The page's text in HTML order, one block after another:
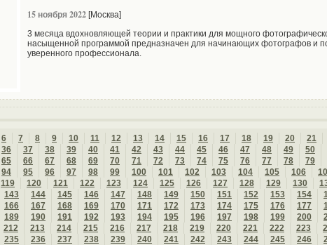
15 ноября 2022 [Москва]
3 месяца вдохновляющей теории и практики для мощного
насыщенной программой предназначен для начинающих фотографов и
уверенного профессионала.
6 7 8 9 10 11 12 13 14 15 16 17 18 19 20 21
36 37 38 39 40 41 42 43 44 45 46 47 48 49 50
65 66 67 68 69 70 71 72 73 74 75 76 77 78 79
94 95 96 97 98 99 100 101 102 103 104 105 106
119 120 121 122 123 124 125 126 127 128 129 130
143 144 145 146 147 148 149 150 151 152 153 154
166 167 168 169 170 171 172 173 174 175 176 177
189 190 191 192 193 194 195 196 197 198 199 200
212 213 214 215 216 217 218 219 220 221 222 223
235 236 237 238 239 240 241 242 243 244 245 246